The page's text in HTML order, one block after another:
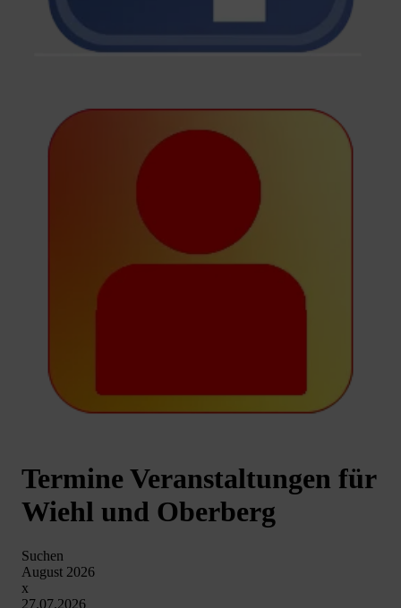
Termine Veranstaltungen für
Wiehl und Oberberg
Suchen
August 2026
x
27.07.2026